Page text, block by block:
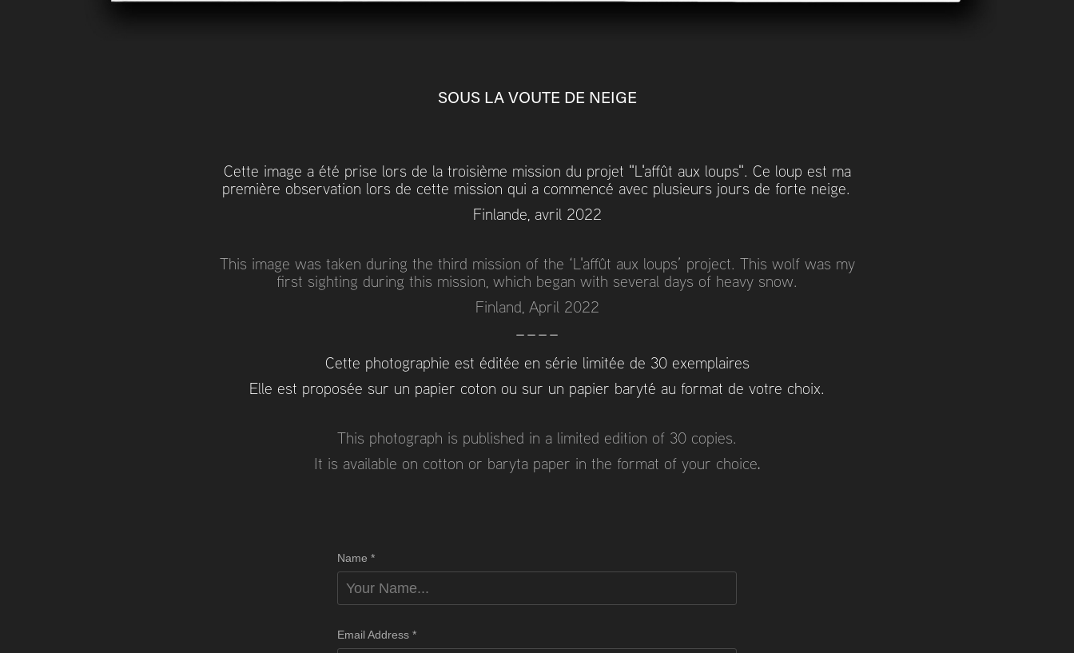
SOUS LA VOUTE DE NEIGE
Cette image a été prise lors de la troisième mission du projet "L'affût aux loups". Ce loup est ma
première observation lors de cette mission qui a commencé avec plusieurs jours de forte neige.
Finlande, avril 2022
This image was taken during the third mission of the ‘L'affût aux loups’ project. This wolf was my
first sighting during this mission, which began with several days of heavy snow.
Finland, April 2022
----
Cette photographie est éditée en série limitée de 30 exemplaires
Elle est proposée sur un papier coton ou sur un papier baryté au format de votre choix.
This photograph is published in a limited edition of 30 copies.
It is available on cotton or baryta paper in the format of your choice.
Name *
Email Address *